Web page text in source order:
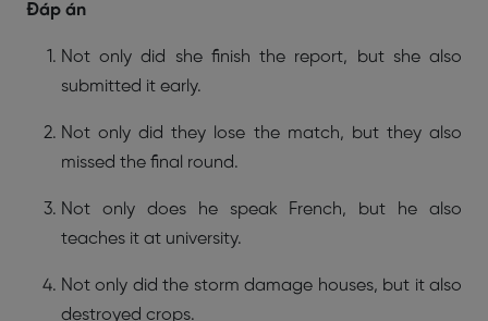
Đáp án
Not only did she finish the report, but she also
submitted it early.
Not only did they lose the match, but they also
missed the final round.
Not only does he speak French, but he also
teaches it at university.
Not only did the storm damage houses, but it also
destroyed crops.